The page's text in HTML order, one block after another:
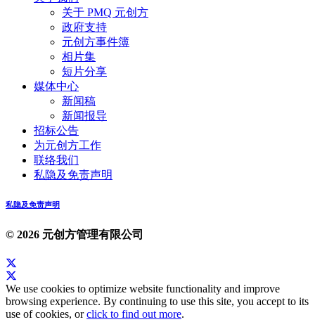
关于 PMQ 元创方
政府支持
元创方事件簿
相片集
短片分享
媒体中心
新闻稿
新闻报导
招标公告
为元创方工作
联络我们
私隐及免责声明
私隐及免责声明
© 2026 元创方管理有限公司
We use cookies to optimize website functionality and improve
browsing experience. By continuing to use this site, you accept to its
use of cookies, orclick to find out more.